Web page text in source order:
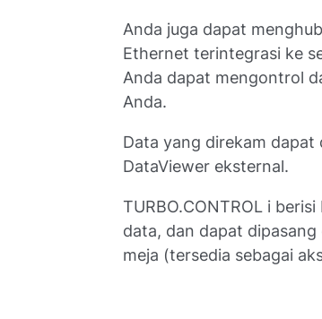
Anda juga dapat
Ethernet terintegrasi ke
Anda dapat mengontrol
Anda.
Data yang direkam dapat
DataViewer eksternal.
TURBO.CONTROL i
data, dan dapat
meja (tersedia sebagai